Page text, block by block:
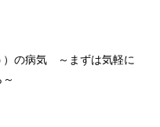
）の病気 ～まずは気軽に